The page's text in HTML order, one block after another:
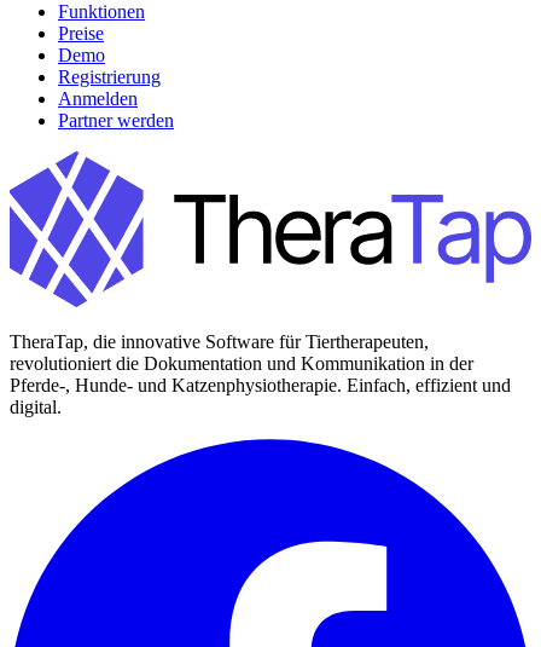
Funktionen
Preise
Demo
Registrierung
Anmelden
Partner werden
TheraTap, die innovative Software für Tiertherapeuten,
revolutioniert die Dokumentation und Kommunikation in der
Pferde-, Hunde- und Katzenphysiotherapie. Einfach, effizient und
digital.